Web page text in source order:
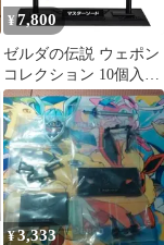
¥7,800
ゼルダの伝説 ウェポン
コレクション 10個入り
BOX (食玩)
¥3,333